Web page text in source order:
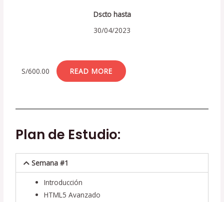
Dscto hasta
30/04/2023
S/600.00 READ MORE
Plan de Estudio:
Semana #1
Introducción
HTML5 Avanzado